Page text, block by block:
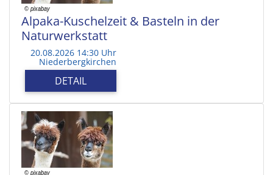
Alpaka-Kuschelzeit & Basteln in der
Naturwerkstatt
20.08.2026 14:30 Uhr
Niederbergkirchen
DETAIL